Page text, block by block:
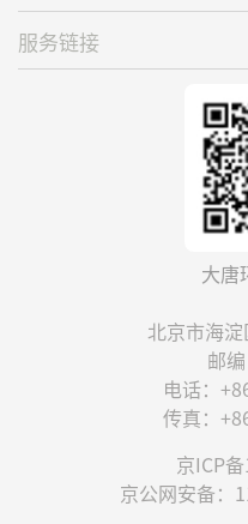
大唐
北京市海
邮
电话：
传真：
京ICP
京公网安备：
服务链接